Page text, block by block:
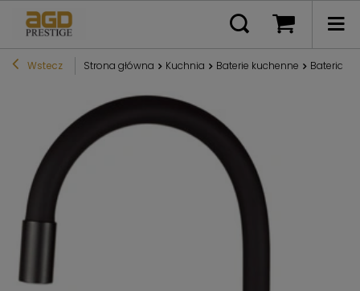
Wstecz Strona główna Kuchnia Baterie kuchenne Bateria